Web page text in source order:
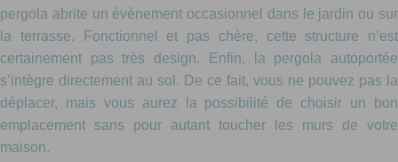
pergola abrite un évènement occasionnel dans le jardin ou sur
la terrasse. Fonctionnel et pas chère, cette structure n’est
certainement pas très design. Enfin, la pergola autoportée
s’intègre directement au sol. De ce fait, vous ne pouvez pas la
déplacer, mais vous aurez la possibilité de choisir un bon
emplacement sans pour autant toucher les murs de votre
maison.